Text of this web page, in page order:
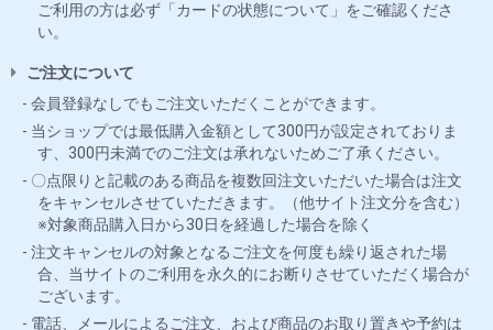
ご利用の方は必ず「カードの状態について」をご確認くださ
い。
ご注文について
会員登録なしでもご注文いただくことができます。
当ショップでは最低購入金額として300円が設定されておりま
す、300円未満でのご注文は承れないためご了承ください。
〇点限りと記載のある商品を複数回注文いただいた場合は注文
をキャンセルさせていただきます。（他サイト注文分を含む）
※対象商品購入日から30日を経過した場合を除く
注文キャンセルの対象となるご注文を何度も繰り返された場
合、当サイトのご利用を永久的にお断りさせていただく場合が
ございます。
電話、メールによるご注文、および商品のお取り置きや予約は